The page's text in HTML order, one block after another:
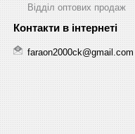
Відділ оптових продаж
faraon2000ck@gmail.com